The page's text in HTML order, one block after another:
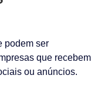
podem ser
que recebem
ou anúncios.